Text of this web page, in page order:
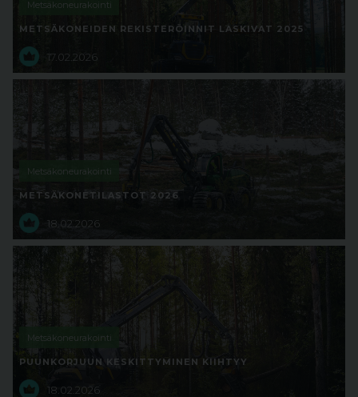
Metsäkoneurakointi
METSÄKONEIDEN REKISTERÖINNIT LASKIVAT 2025
17.02.2026
Metsäkoneurakointi
METSÄKONETILASTOT 2026
18.02.2026
Metsäkoneurakointi
PUUNKORJUUN KESKITTYMINEN KIIHTYY
18.02.2026